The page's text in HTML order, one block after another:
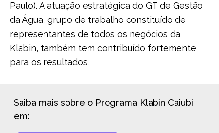
Paulo). A atuação estratégica do GT de Gestão
da Água, grupo de trabalho constituído de
representantes de todos os negócios da
Klabin, também tem contribuído fortemente
para os resultados.
Saiba mais sobre o Programa Klabin Caiubi
em: